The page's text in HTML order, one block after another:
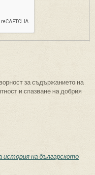
за съдържанието на
и спазване на добрия
история на българското